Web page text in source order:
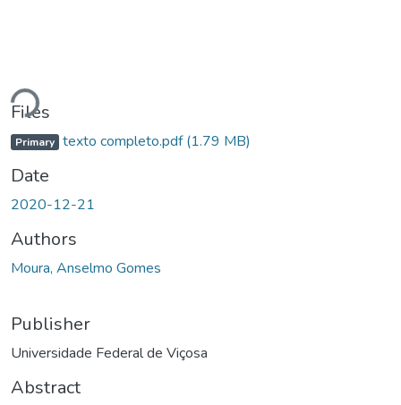
Loading...
Files
Primary texto completo.pdf(1.79 MB)
Date
2020-12-21
Authors
Moura, Anselmo Gomes
Publisher
Universidade Federal de Viçosa
Abstract